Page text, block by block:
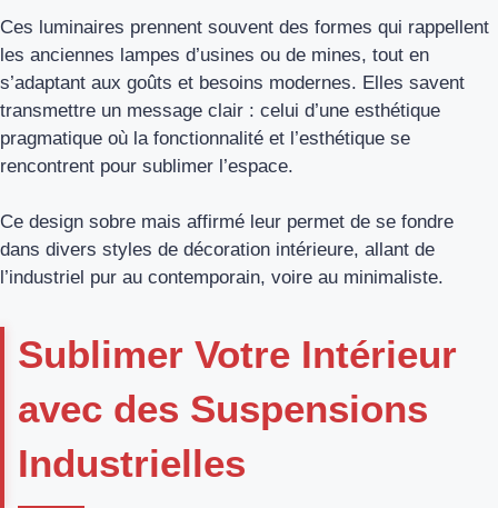
Ces luminaires prennent souvent des formes qui rappellent
les anciennes lampes d’usines ou de mines, tout en
s’adaptant aux goûts et besoins modernes. Elles savent
transmettre un message clair : celui d’une esthétique
pragmatique où la fonctionnalité et l’esthétique se
rencontrent pour sublimer l’espace.
Ce design sobre mais affirmé leur permet de se fondre
dans divers styles de décoration intérieure, allant de
l’industriel pur au contemporain, voire au minimaliste.
Sublimer Votre Intérieur
avec des Suspensions
Industrielles